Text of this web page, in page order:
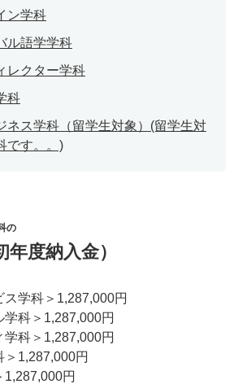
ン学科
ル語学学科
レクター学科
科
ネス学科（留学生対象）(留学生対
です。。)
の
年度納入金）
ス学科＞1,287,000円
学科＞1,287,000円
学科＞1,287,000円
＞1,287,000円
1,287,000円